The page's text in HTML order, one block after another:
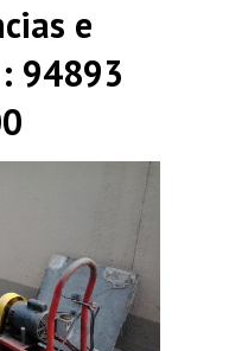
e
94893